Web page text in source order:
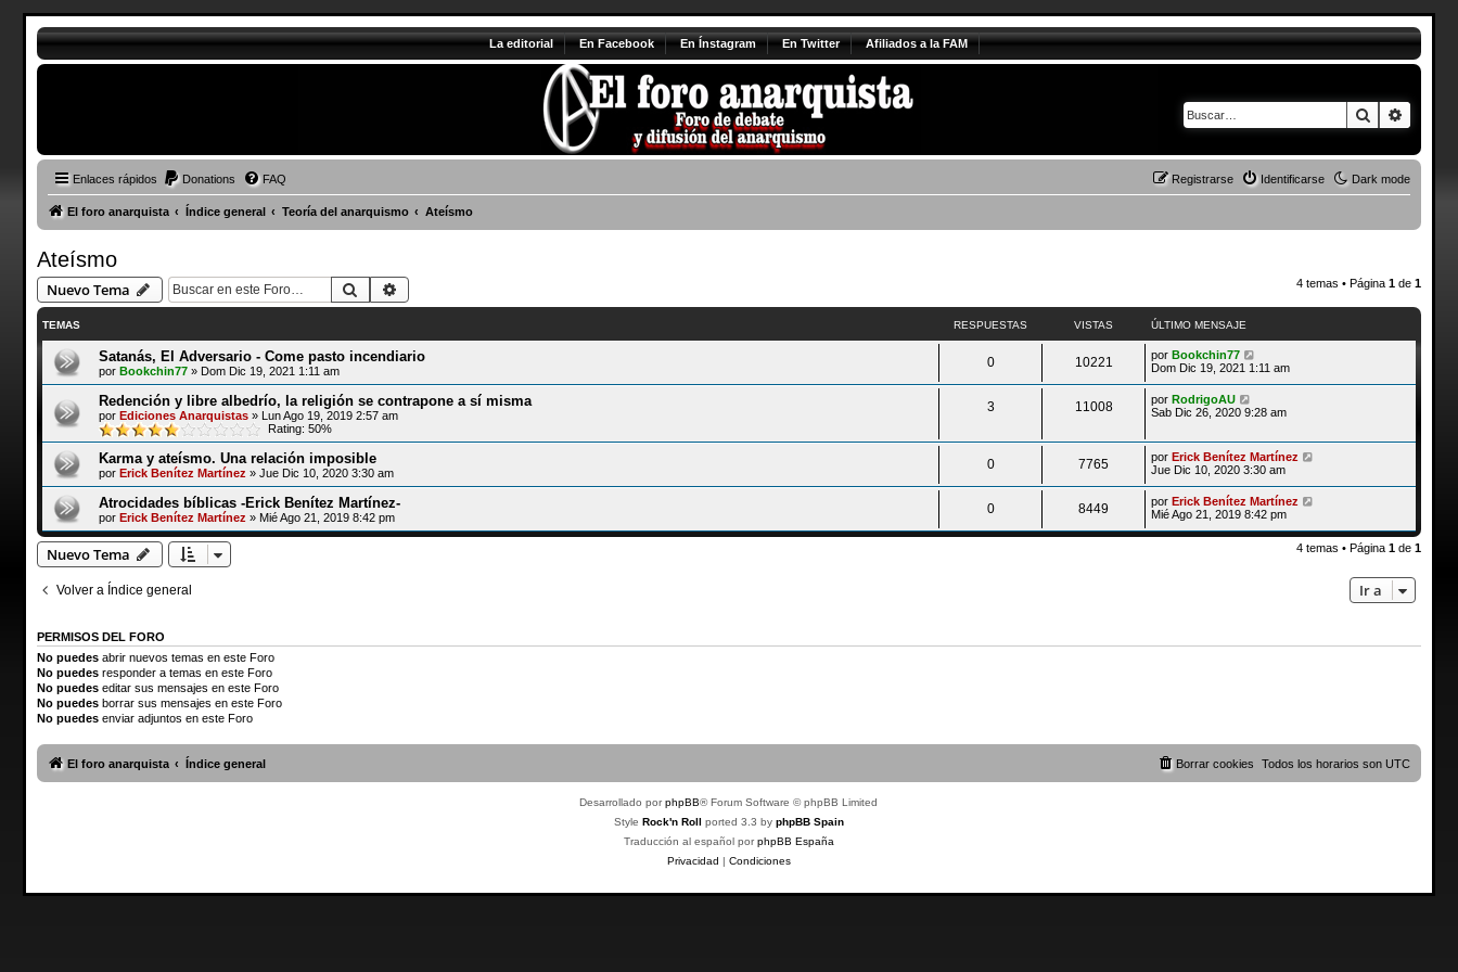
La editorial En Facebook En Ínstagram En Twitter Afiliados a la FAM
Buscar
Enlaces rápidos Dark mode
Donations FAQ Identificarse
Registrarse
El foro anarquista Índice general Teoría del anarquismo Ateísmo
Ateísmo
Nuevo Tema Buscar 4 temas • Página1 de1
TEMAS RESPUESTAS VISTAS ÚLTIMO MENSAJE
Satanás, El Adversario - Come pasto incendiario
por Bookchin77» Dom Dic 19, 2021 1:11 am
0 10221 porBookchin77
Dom Dic 19, 2021 1:11 am
Redención y libre albedrío, la religión se contrapone a sí misma
por Ediciones Anarquistas» Lun Ago 19, 2019 2:57 am
Rating: 50%
3 11008 porRodrigoAU
Sab Dic 26, 2020 9:28 am
Karma y ateísmo. Una relación imposible
por Erick Benítez Martínez » Jue Dic 10, 2020 3:30 am
0 7765 porErick Benítez Martínez
Jue Dic 10, 2020 3:30 am
Atrocidades bíblicas -Erick Benítez Martínez-
por Erick Benítez Martínez » Mié Ago 21, 2019 8:42 pm
0 8449 porErick Benítez Martínez
Mié Ago 21, 2019 8:42 pm
Nuevo Tema 4 temas • Página1 de1
Volver a Índice general Ir a
PERMISOS DEL FORO
No puedesabrir nuevos temas en este Foro
No puedesresponder a temas en este Foro
No puedeseditar sus mensajes en este Foro
No puedesborrar sus mensajes en este Foro
No puedesenviar adjuntos en este Foro
El foro anarquista Índice general Todos los horarios sonUTC
Borrar cookies
Desarrollado porphpBB® Forum Software © phpBB Limited
Style Rock'n Roll ported 3.3 by phpBB Spain
Traducción al español porphpBB España
Privacidad | Condiciones